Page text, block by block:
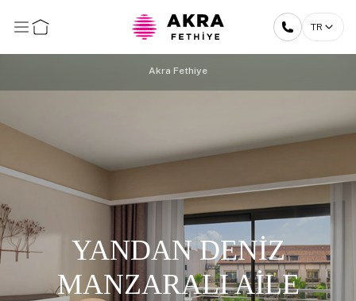
TR
Akra Fethiye
YANDAN DENİZ
MANZARALI AİLE